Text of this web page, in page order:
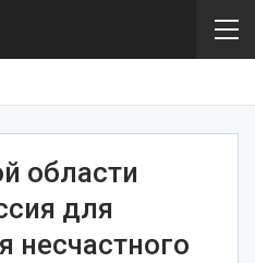
области
для
несчастного